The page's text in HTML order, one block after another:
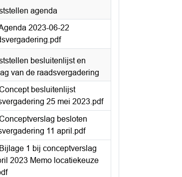
agenda
2023-06-22
besluitenlijst en
van de raadsvergadering
besluitenlijst
25 mei 2023.pdf
besloten
11 april.pdf
Bijlage 1 bij conceptverslag
2023 Memo locatiekeuze